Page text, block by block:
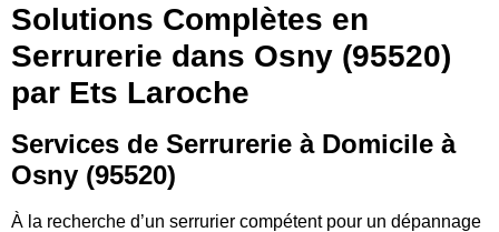
Solutions Complètes en
Serrurerie dans Osny (95520)
par Ets Laroche
Services de Serrurerie à Domicile à
Osny (95520)
À la recherche d’un serrurier compétent pour un dépannage